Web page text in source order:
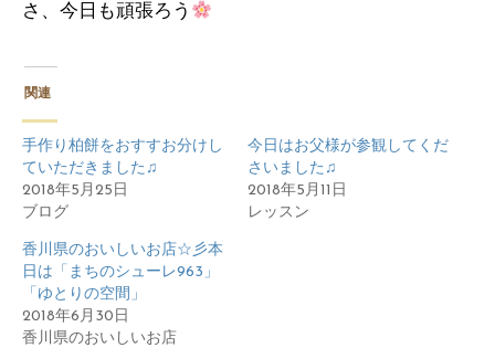
さ、今日も頑張ろう
関連
手作り柏餅をおすすお分けし
ていただきました♫
2018年5月25日
ブログ
今日はお父様が参観してくだ
さいました♫
2018年5月11日
レッスン
香川県のおいしいお店☆彡本
日は「まちのシューレ963」
「ゆとりの空間」
2018年6月30日
香川県のおいしいお店